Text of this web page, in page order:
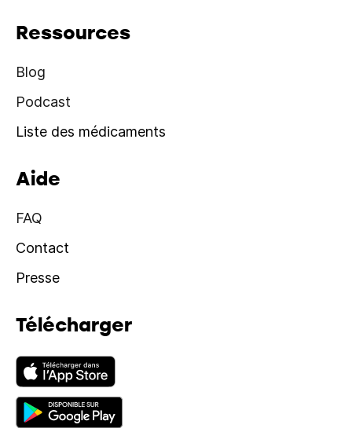
Ressources
Blog
Podcast
Liste des médicaments
Aide
FAQ
Contact
Presse
Télécharger